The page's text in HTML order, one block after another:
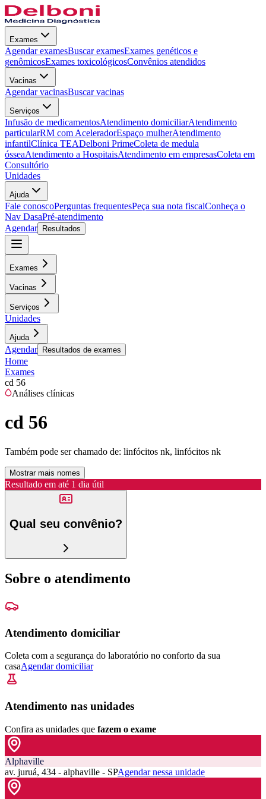
Exames
Agendar examesBuscar examesExames genéticos e
genômicosExames toxicológicosConvênios atendidos
Vacinas
Agendar vacinasBuscar vacinas
Serviços
Infusão de medicamentosAtendimento domiciliarAtendimento
particularRM com AceleradorEspaço mulherAtendimento
infantilClínica TEADelboni PrimeColeta de medula
ósseaAtendimento a HospitaisAtendimento em empresasColeta em
Consultório
Unidades
Ajuda
Fale conoscoPerguntas frequentesPeça sua nota fiscalConheça o
Nav DasaPré-atendimento
Agendar
Resultados
Exames
Vacinas
Serviços
Unidades
Ajuda
Agendar Resultados de exames
Home
Exames
cd 56
Análises clínicas
cd 56
Também pode ser chamado de: linfócitos nk, linfócitos nk
Mostrar mais nomes
Resultado em até 1 dia útil
Qual seu convênio?
Sobre o atendimento
Atendimento domiciliar
Coleta com a segurança do laboratório no conforto da sua
casaAgendar domiciliar
Atendimento nas unidades
Confira as unidades que fazem o exame
Alphaville
av. juruá, 434 - alphaville - SPAgendar nessa unidade